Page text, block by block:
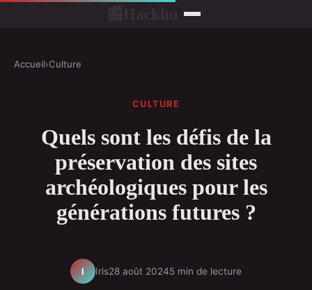
Accueil›Culture
CULTURE
Quels sont les défis de la
préservation des sites
archéologiques pour les
générations futures ?
I Iris28 août 20245 min de lecture